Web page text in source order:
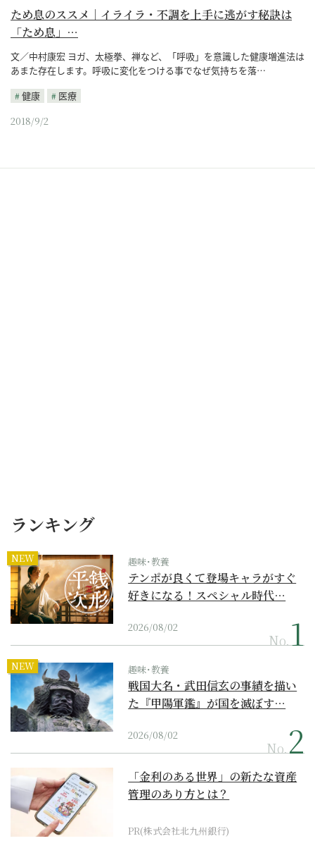
ため息のススメ｜イライラ・不調を上手に逃がす秘訣は
「ため息」…
文／中村康宏 ヨガ、太極拳、禅など、「呼吸」を意識した健康増進法は
あまた存在します。呼吸に変化をつける事でなぜ気持ちを落…
健康
医療
2018/9/2
ランキング
NEW 趣味･教養
テンポが良くて登場キャラがすぐ
好きになる！スペシャル時代…
2026/08/02
No.
NEW 趣味･教養
戦国大名・武田信玄の事績を描い
た『甲陽軍鑑』が国を滅ぼす…
2026/08/02
No.
「金利のある世界」の新たな資産
管理のあり方とは？
PR(株式会社北九州銀行)